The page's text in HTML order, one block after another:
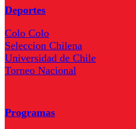
Deportes
Colo Colo
Seleccion Chilena
Universidad de Chile
Torneo Nacional
Programas